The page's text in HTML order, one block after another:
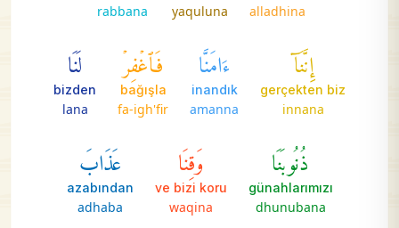
alladhina
yaquluna
rabbana
إِنَّنَآ
gerçekten biz
innana
ءَامَنَّا
inandık
amanna
فَٱغۡفِرۡ
bağışla
fa-igh'fir
لَنَا
bizden
lana
ذُنُوبَنَا
günahlarımızı
dhunubana
وَقِنَا
ve bizi koru
waqina
عَذَابَ
azabından
adhaba